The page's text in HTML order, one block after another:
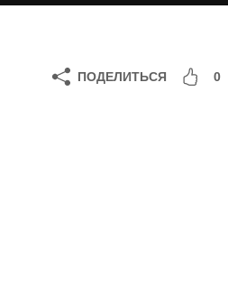
ПОДЕЛИТЬСЯ 0